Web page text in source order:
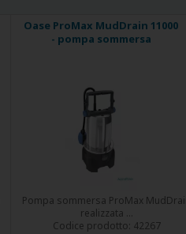
Oase ProMax MudDrain 11000
- pompa sommersa
Pompa sommersa ProMax
realizzata ...
Codice prodotto: 42267